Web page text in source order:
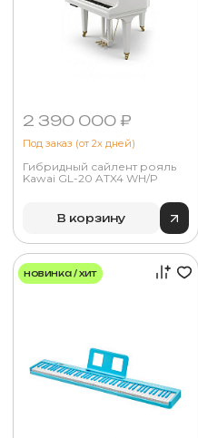
2 390 000 ₽
Под заказ (от 2х дней)
Гибридный сайлент рояль
Kawai GL-20 ATX4 WH/P
В корзину
новинка / хит